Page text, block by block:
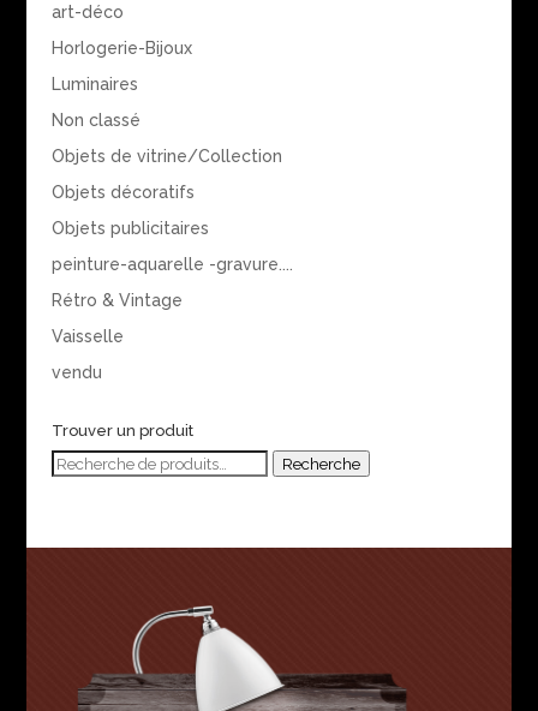
art-déco
Horlogerie-Bijoux
Luminaires
Non classé
Objets de vitrine/Collection
Objets décoratifs
Objets publicitaires
peinture-aquarelle -gravure....
Rétro & Vintage
Vaisselle
vendu
Trouver un produit
Recherche
Recherche